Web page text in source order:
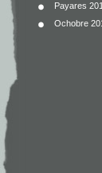
Payares
Ochobre